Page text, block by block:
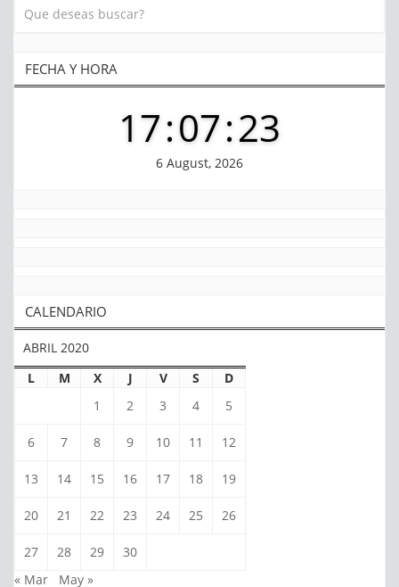
FECHA Y HORA
17:07:23
6 August, 2026
CALENDARIO
ABRIL 2020
L
M X J V S
D
1
2 3 4 5
6 7 8 9 10 11 12
13 14 15 16 17 18 19
20 21 22 23 24 25 26
27 28 29
30
« Mar
May »